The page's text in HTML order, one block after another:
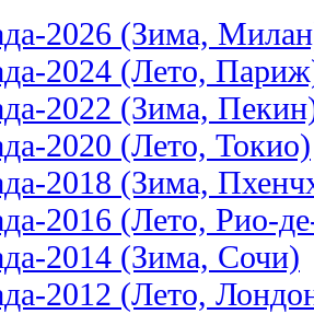
2026 (Зима,
2024 (Лето,
2022 (Зима,
2020 (Лето, Токио)
2018 (Зима,
2016 (Лето, Рио-
2014 (Зима, Сочи)
2012 (Лето,